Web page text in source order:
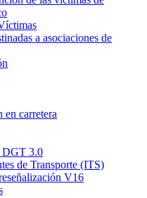
a asociaciones de
en carretera
DGT 3.0
de Transporte (ITS)
V16